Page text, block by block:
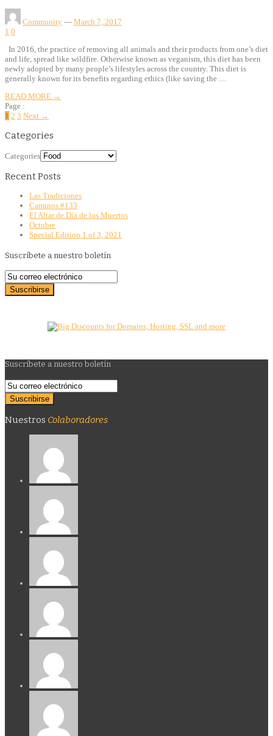
Community — March 7, 2017
1 0
In 2016, the practice of removing all animals and their products from one’s diet
and life, spread like wildfire. Otherwise known as veganism, this diet has been
newly adopted by many people’s lifestyles across the country. This diet is
generally known for its benefits regarding ethics (like saving the …
READ MORE →
Page :
1 2 3 Next →
Categories
Categories
Recent Posts
Las Tradiciones
Caminos #133
El Altar de Día de los Muertos
Octubre
Special Edition 1 of 3, 2021
Suscríbete a nuestro boletín
Suscríbete a nuestro boletín
Nuestros Colaboradores